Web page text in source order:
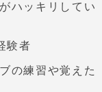
ハッキリしてい
験者
の練習や覚えた